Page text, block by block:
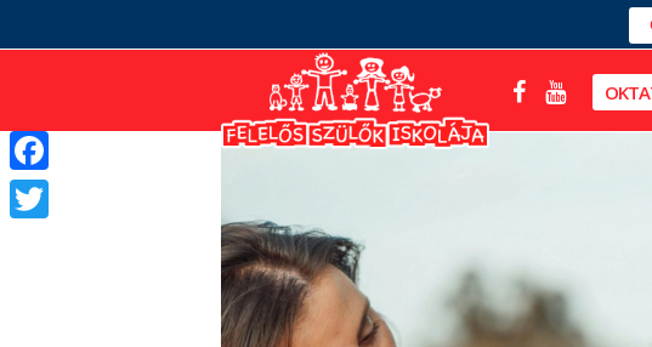
Facebook